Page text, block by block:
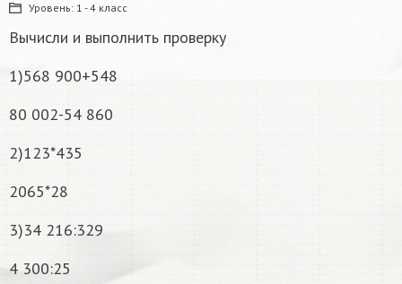
Уровень: 1 - 4 класс
Вычисли и выполнить проверку
1)568 900+548
80 002-54 860
2)123*435
2065*28
3)34 216:329
4 300:25